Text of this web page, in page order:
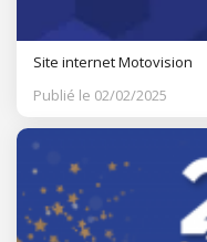
Site internet Motovision
Publié le 02/02/2025